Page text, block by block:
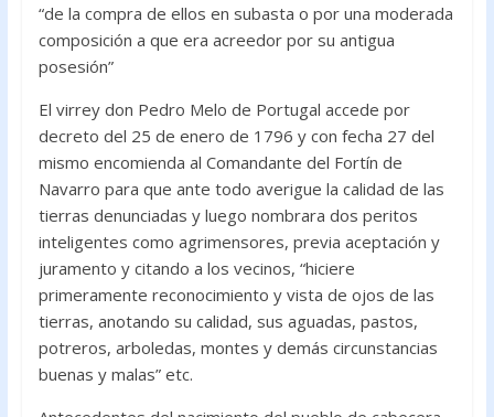
“de la compra de ellos en subasta o por una moderada
composición a que era acreedor por su antigua
posesión”
El virrey don Pedro Melo de Portugal accede por
decreto del 25 de enero de 1796 y con fecha 27 del
mismo encomienda al Comandante del Fortín de
Navarro para que ante todo averigue la calidad de las
tierras denunciadas y luego nombrara dos peritos
inteligentes como agrimensores, previa aceptación y
juramento y citando a los vecinos, “hiciere
primeramente reconocimiento y vista de ojos de las
tierras, anotando su calidad, sus aguadas, pastos,
potreros, arboledas, montes y demás circunstancias
buenas y malas” etc.